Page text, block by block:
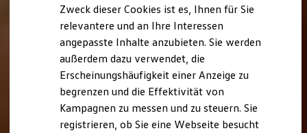
Laden unterwegs
Laden Zuhause
Ladestationen finden
Ladezeitensimulator
Batterie
Sicherheit
Garantie und Lebensdauer
Technologie
Kosten und Kauf
Zweck dieser Cookies ist es, Ihnen für Sie
relevantere und an Ihre Interessen
angepasste Inhalte anzubieten. Sie werden
außerdem dazu verwendet, die
Erscheinungshäufigkeit einer Anzeige zu
begrenzen und die Effektivität von
Kampagnen zu messen und zu steuern. Sie
registrieren, ob Sie eine Webseite besucht